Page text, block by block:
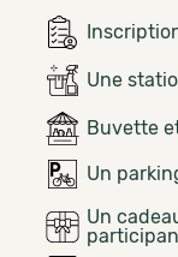
Une
Buvette
Un
Un